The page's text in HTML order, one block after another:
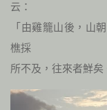
云：
「由雞籠山後，山
樵採
所不及，往來者鮮矣